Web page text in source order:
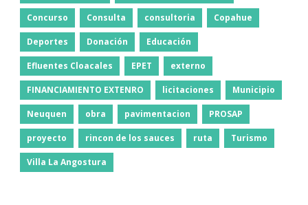
Concurso Consulta consultoria Copahue
Deportes Donación Educación
Efluentes Cloacales EPET externo
FINANCIAMIENTO EXTENRO licitaciones Municipio
Neuquen obra pavimentacion PROSAP
proyecto rincon de los sauces ruta Turismo
Villa La Angostura